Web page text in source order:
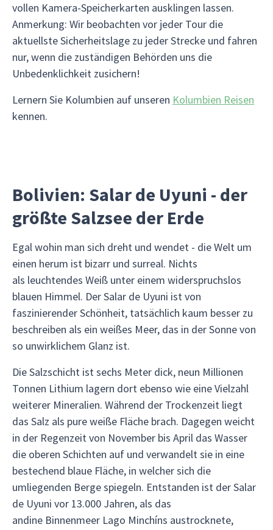
vollen Kamera-Speicherkarten ausklingen lassen.
Anmerkung: Wir beobachten vor jeder Tour die
aktuellste Sicherheitslage zu jeder Strecke und fahren
nur, wenn die zuständigen Behörden uns die
Unbedenklichkeit zusichern!
Lernern Sie Kolumbien auf unseren Kolumbien Reisen
kennen.
Bolivien: Salar de Uyuni - der
größte Salzsee der Erde
Egal wohin man sich dreht und wendet - die Welt um
einen herum ist bizarr und surreal. Nichts
als leuchtendes Weiß unter einem widerspruchslos
blauen Himmel. Der Salar de Uyuni ist von
faszinierender Schönheit, tatsächlich kaum besser zu
beschreiben als ein weißes Meer, das in der Sonne von
so unwirklichem Glanz ist.
Die Salzschicht ist sechs Meter dick, neun Millionen
Tonnen Lithium lagern dort ebenso wie eine Vielzahl
weiterer Mineralien. Während der Trockenzeit liegt
das Salz als pure weiße Fläche brach. Dagegen weicht
in der Regenzeit von November bis April das Wasser
die oberen Schichten auf und verwandelt sie in eine
bestechend blaue Fläche, in welcher sich die
umliegenden Berge spiegeln. Entstanden ist der Salar
de Uyuni vor 13.000 Jahren, als das
andine Binnenmeer Lago Minchíns austrocknete,